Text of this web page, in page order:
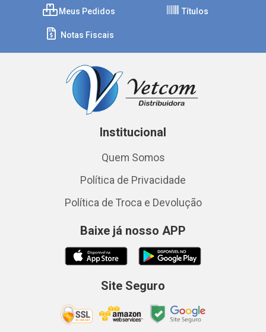
Meus Pedidos Títulos
Notas Fiscais
Institucional
Quem Somos
Política de Privacidade
Política de Troca e Devolução
Baixe já nosso APP
Site Seguro